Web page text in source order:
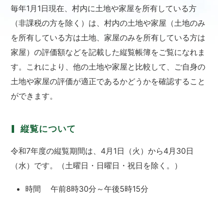
毎年1月1日現在、村内に土地や家屋を所有している方
（非課税の方を除く）は、村内の土地や家屋（土地のみ
を所有している方は土地、家屋のみを所有している方は
家屋）の評価額などを記載した縦覧帳簿をご覧になれま
す。これにより、他の土地や家屋と比較して、ご自身の
土地や家屋の評価が適正であるかどうかを確認すること
ができます。
縦覧について
令和7年度の縦覧期間は、4月1日（火）から4月30日
（水）です。（土曜日・日曜日・祝日を除く。）
時間 午前8時30分～午後5時15分